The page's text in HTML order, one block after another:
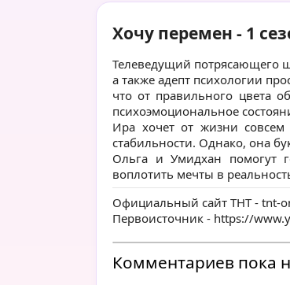
Хочу перемен - 1
Телеведущий потрясающего
а также адепт психологии
что от правильного цвета
психоэмоциональное
Ира хочет от жизни совсем
стабильности. Однако, она
Ольга и Умидхан помогут
воплотить мечты в
Официальный сайт ТНТ - tnt-
Первоисточник - https://
Комментариев пока